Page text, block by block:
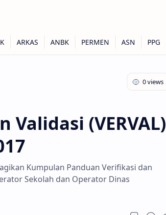
(VERVAL)
Kumpulan Panduan Verifikasi dan
Sekolah dan Operator Dinas